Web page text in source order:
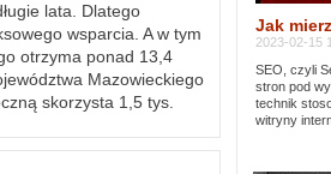
lata. Dlatego
wsparcia. A w tym
otrzyma ponad 13,4
Mazowieckiego
skorzysta 1,5 tys.
Jak
2023-02-15
SEO, czyli
stron pod
technik
witryny